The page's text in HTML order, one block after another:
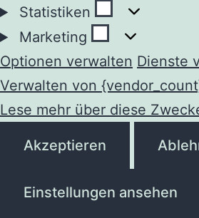
Statistiken Statistiken
Marketing Marketing
Optionen verwalten Dienste
Verwalten von
Lese mehr über diese
Akzeptieren
Einstellungen ansehen